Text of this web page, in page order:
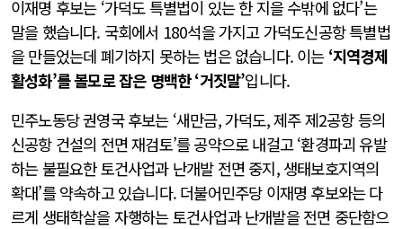
이재명 후보는 ‘가덕도 특별법이 있는 한 지을 수밖에 없다’는
말을 했습니다. 국회에서 180석을 가지고 가덕도신공항 특별법
을 만들었는데 폐기하지 못하는 법은 없습니다. 이는 ‘지역경제
활성화’를 볼모로 잡은 명백한 ‘거짓말’입니다.
민주노동당 권영국 후보는 ‘새만금, 가덕도, 제주 제2공항 등의
신공항 건설의 전면 재검토’를 공약으로 내걸고 ‘환경파괴 유발
하는 불필요한 토건사업과 난개발 전면 중지, 생태보호지역의
확대’를 약속하고 있습니다. 더불어민주당 이재명 후보와는 다
르게 생태학살을 자행하는 토건사업과 난개발을 전면 중단함으